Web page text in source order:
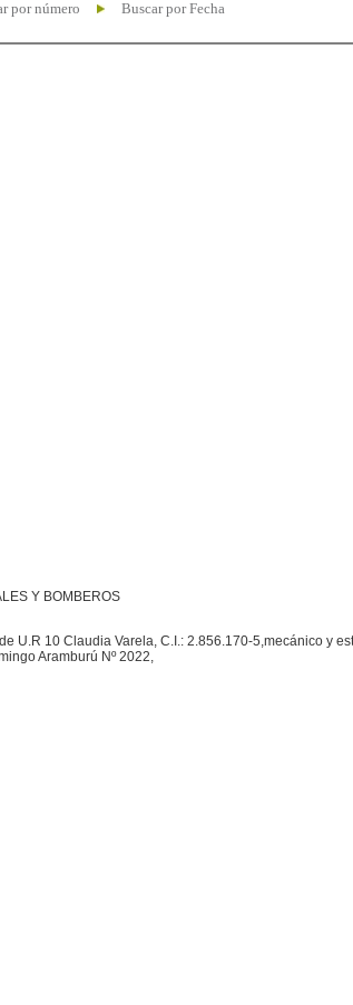
por número Buscar por Fecha
Y BOMBEROS
U.R 10 Claudia Varela, C.I.: 2.856.170-5,mecánico y
Aramburú Nº 2022,